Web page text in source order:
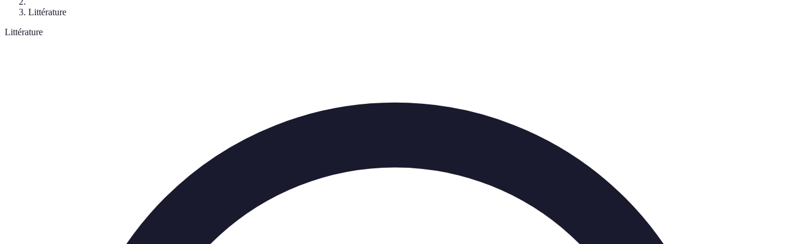
Littérature
Littérature